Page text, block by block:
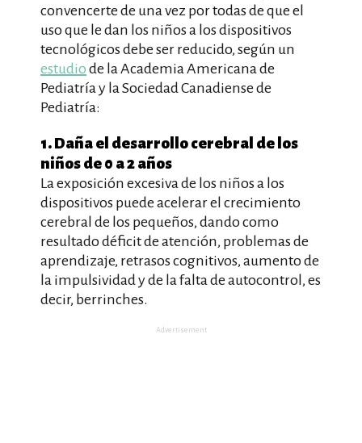
convencerte de una vez por todas de que el
uso que le dan los niños a los dispositivos
tecnológicos debe ser reducido, según un
estudio de la Academia Americana de
Pediatría y la Sociedad Canadiense de
Pediatría:
1. Daña el desarrollo cerebral de los
niños de 0 a 2 años
La exposición excesiva de los niños a los
dispositivos puede acelerar el crecimiento
cerebral de los pequeños, dando como
resultado déficit de atención, problemas de
aprendizaje, retrasos cognitivos, aumento de
la impulsividad y de la falta de autocontrol, es
decir, berrinches.
Advertisement